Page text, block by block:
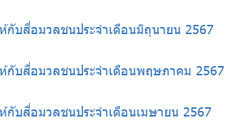
กับสื่อมวลชนประจำเดือนมิถุนายน 2567
กับสื่อมวลชนประจำเดือนพฤษภาคม 2567
กับสื่อมวลชนประจำเดือนเมษายน 2567